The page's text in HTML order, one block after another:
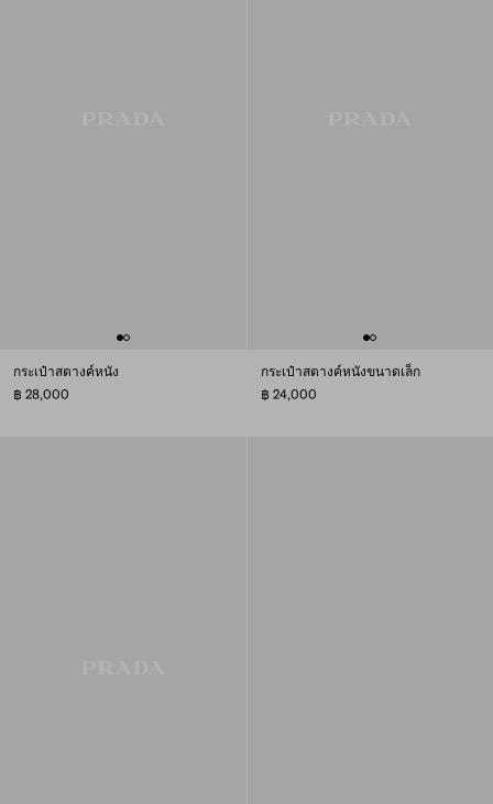
กระเป๋าสตางค์หนัง
฿ 28,000
กระเป๋าสตางค์หนังขนาดเล็ก
฿ 24,000